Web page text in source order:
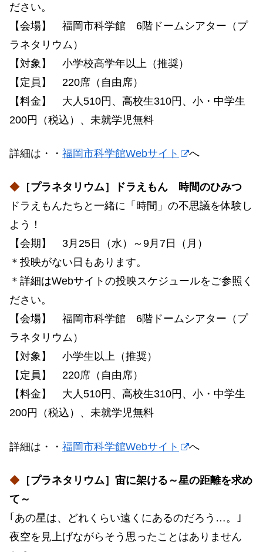
ださい。
【会場】 福岡市科学館 6階ドームシアター（プ
ラネタリウム）
【対象】 小学校高学年以上（推奨）
【定員】 220席（自由席）
【料金】 大人510円、高校生310円、小・中学生
200円（税込）、未就学児無料
詳細は・・ 福岡市科学館Webサイト へ
◆ ［プラネタリウム］ドラえもん 時間のひみつ
ドラえもんたちと⼀緒に「時間」の不思議を体験し
よう！
【会期】 3月25日（水）～9月7日（月）
＊投映がない日もあります。
＊詳細はWebサイトの投映スケジュールをご参照く
ださい。
【会場】 福岡市科学館 6階ドームシアター（プ
ラネタリウム）
【対象】 小学生以上（推奨）
【定員】 220席（自由席）
【料金】 大人510円、高校生310円、小・中学生
200円（税込）、未就学児無料
詳細は・・ 福岡市科学館Webサイト へ
◆ ［プラネタリウム］宙に架ける～星の距離を求め
て～
｢あの星は、どれくらい遠くにあるのだろう…。｣
夜空を見上げながらそう思ったことはありません